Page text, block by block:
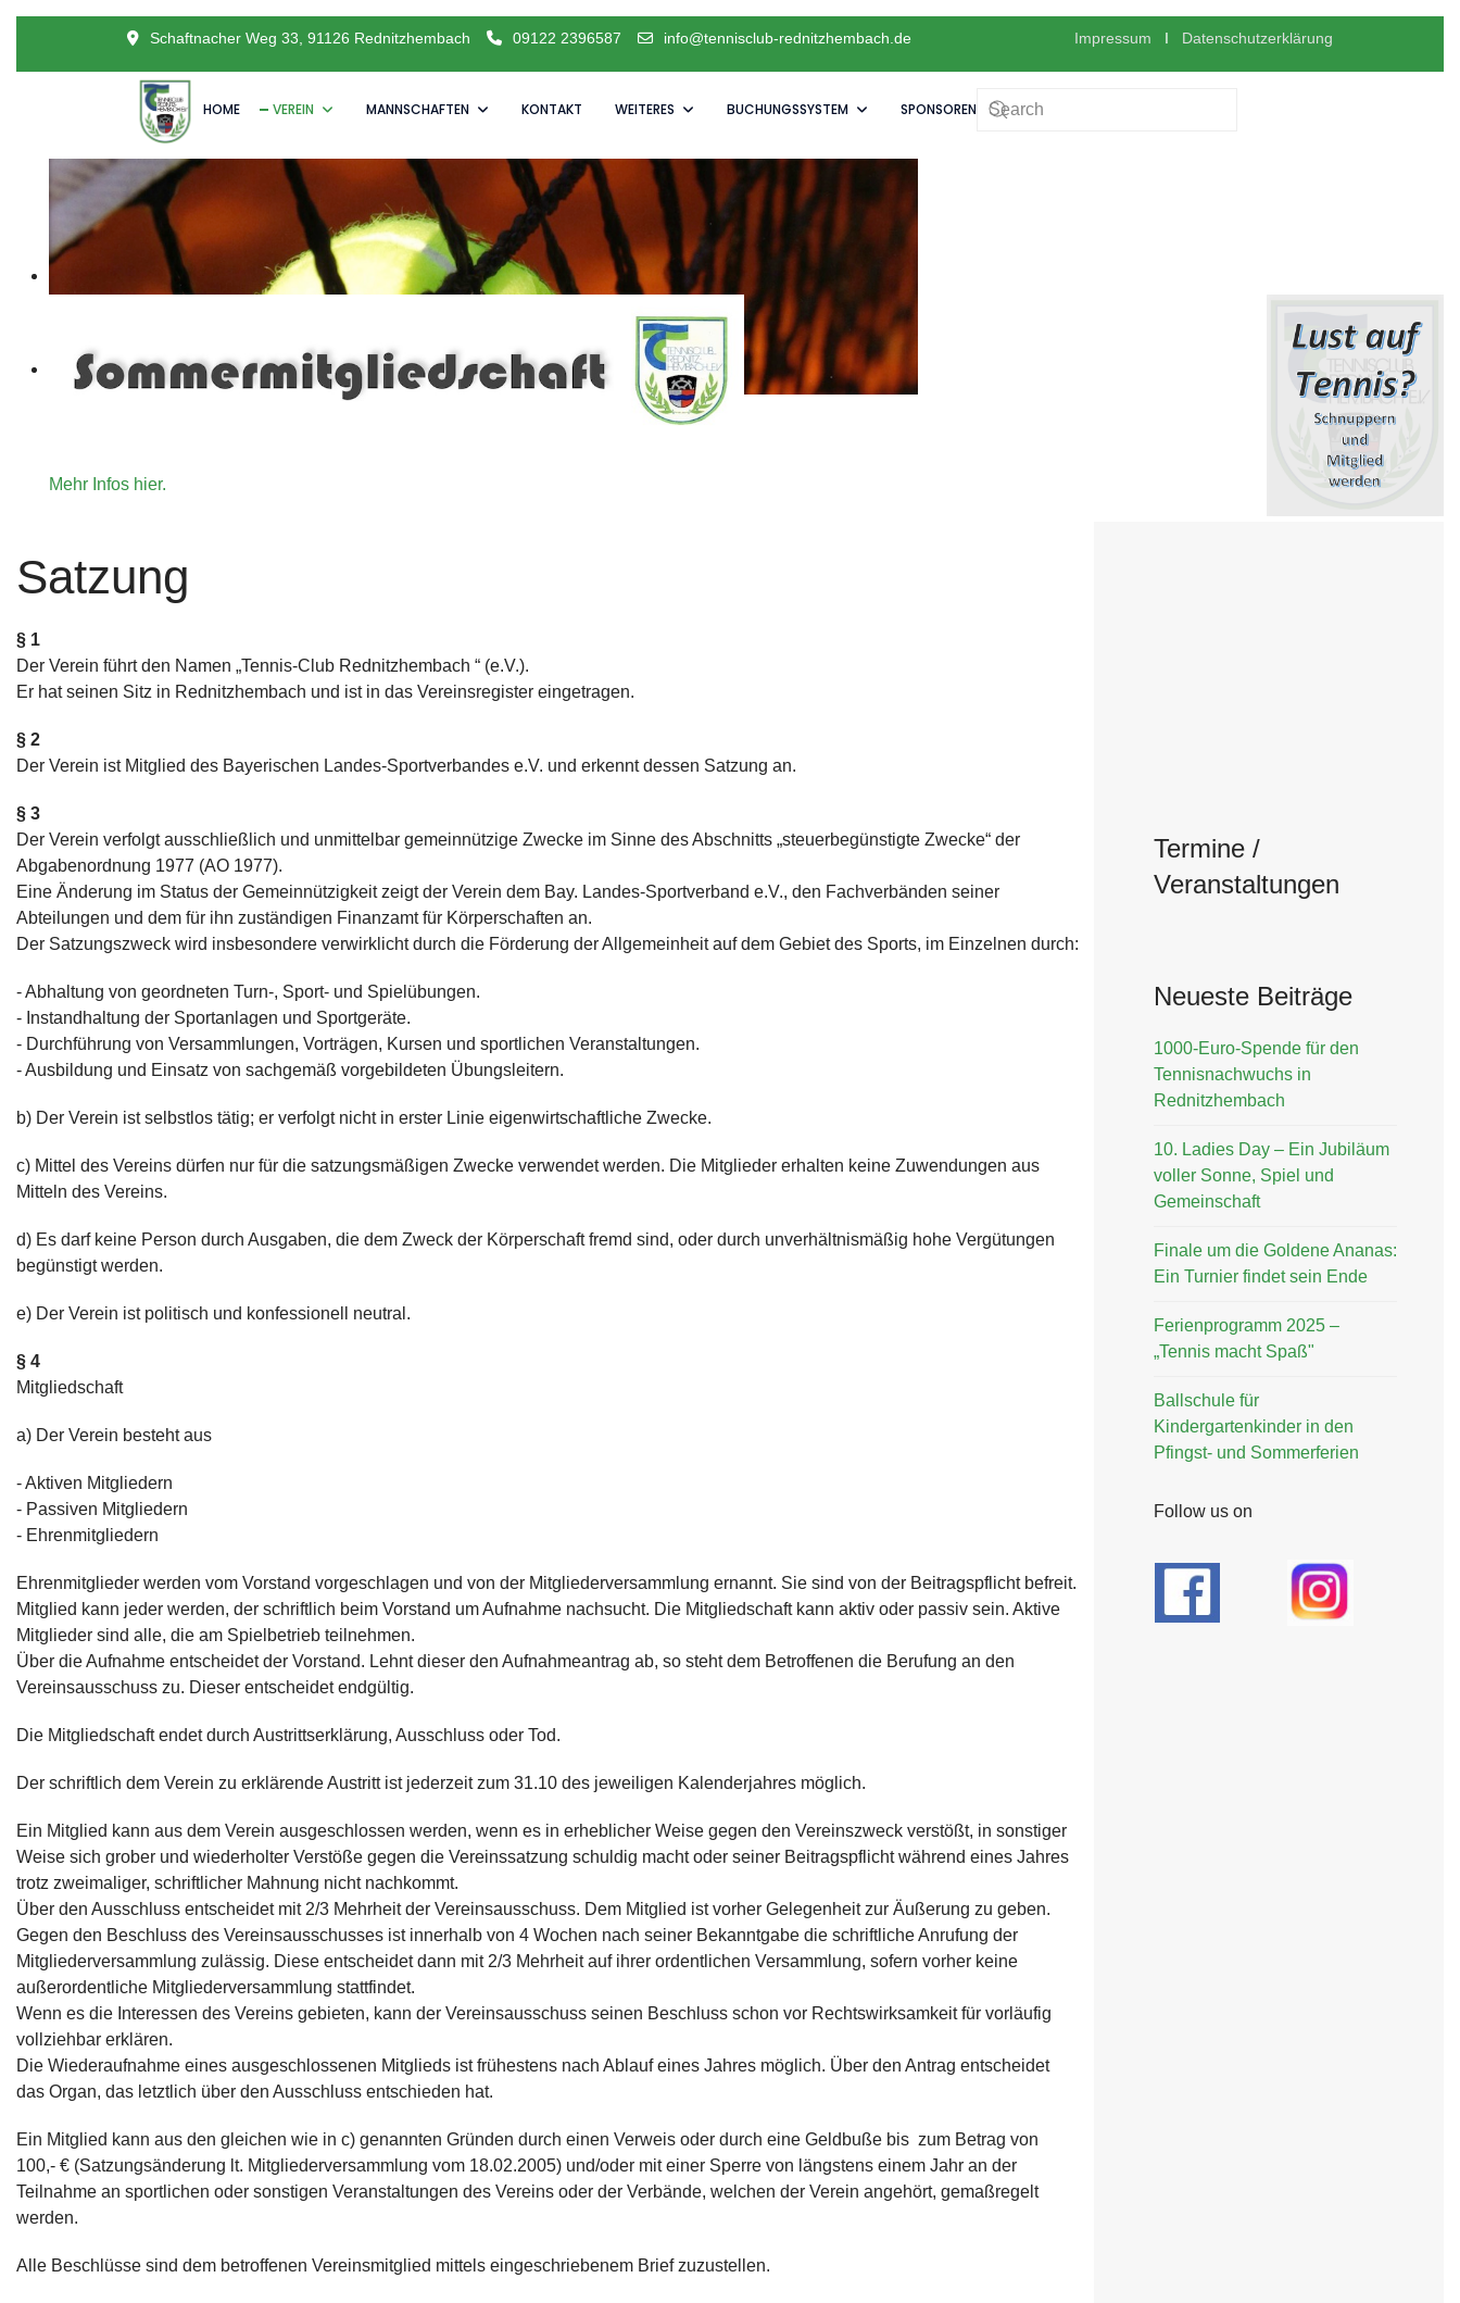
Schaftnacher Weg 33, 91126 Rednitzhembach 09122 2396587 info@tennisclub-rednitzhembach.de Impressum I Datenschutzerklärung
HOME VEREIN MANNSCHAFTEN KONTAKT WEITERES BUCHUNGSSYSTEM SPONSOREN
Mehr Infos hier.
Bei unserem Partner "Fitness Complete" erhalten Vereinsmitglieder besondere Angebote
für das Fit bleiben.Mehr....
Bewegte Impression unseres Vereins.Mehr...
Bei Interesse oder falls ihr Trainer/innen kennt, meldet euch bitte bei uns per
Satzung
§ 1
Der Verein führt den Namen „Tennis-Club Rednitzhembach “ (e.V.).
Er hat seinen Sitz in Rednitzhembach und ist in das Vereinsregister eingetragen.
§ 2
Der Verein ist Mitglied des Bayerischen Landes-Sportverbandes e.V. und erkennt dessen Satzung an.
§ 3
Der Verein verfolgt ausschließlich und unmittelbar gemeinnützige Zwecke im Sinne des Abschnitts „steuerbegünstigte Zwecke“ der
Abgabenordnung 1977 (AO 1977).
Eine Änderung im Status der Gemeinnützigkeit zeigt der Verein dem Bay. Landes-Sportverband e.V., den Fachverbänden seiner
Abteilungen und dem für ihn zuständigen Finanzamt für Körperschaften an.
Der Satzungszweck wird insbesondere verwirklicht durch die Förderung der Allgemeinheit auf dem Gebiet des Sports, im Einzelnen durch:
- Abhaltung von geordneten Turn-, Sport- und Spielübungen.
- Instandhaltung der Sportanlagen und Sportgeräte.
- Durchführung von Versammlungen, Vorträgen, Kursen und sportlichen Veranstaltungen.
- Ausbildung und Einsatz von sachgemäß vorgebildeten Übungsleitern.
b) Der Verein ist selbstlos tätig; er verfolgt nicht in erster Linie eigenwirtschaftliche Zwecke.
c) Mittel des Vereins dürfen nur für die satzungsmäßigen Zwecke verwendet werden. Die Mitglieder erhalten keine Zuwendungen aus
Mitteln des Vereins.
d) Es darf keine Person durch Ausgaben, die dem Zweck der Körperschaft fremd sind, oder durch unverhältnismäßig hohe Vergütungen
begünstigt werden.
e) Der Verein ist politisch und konfessionell neutral.
§ 4
Mitgliedschaft
a) Der Verein besteht aus
- Aktiven Mitgliedern
- Passiven Mitgliedern
- Ehrenmitgliedern
Ehrenmitglieder werden vom Vorstand vorgeschlagen und von der Mitgliederversammlung ernannt. Sie sind von der Beitragspflicht befreit.
Mitglied kann jeder werden, der schriftlich beim Vorstand um Aufnahme nachsucht. Die Mitgliedschaft kann aktiv oder passiv sein. Aktive
Mitglieder sind alle, die am Spielbetrieb teilnehmen.
Über die Aufnahme entscheidet der Vorstand. Lehnt dieser den Aufnahmeantrag ab, so steht dem Betroffenen die Berufung an den
Vereinsausschuss zu. Dieser entscheidet endgültig.
Die Mitgliedschaft endet durch Austrittserklärung, Ausschluss oder Tod.
Der schriftlich dem Verein zu erklärende Austritt ist jederzeit zum 31.10 des jeweiligen Kalenderjahres möglich.
Ein Mitglied kann aus dem Verein ausgeschlossen werden, wenn es in erheblicher Weise gegen den Vereinszweck verstößt, in sonstiger
Weise sich grober und wiederholter Verstöße gegen die Vereinssatzung schuldig macht oder seiner Beitragspflicht während eines Jahres
trotz zweimaliger, schriftlicher Mahnung nicht nachkommt.
Über den Ausschluss entscheidet mit 2/3 Mehrheit der Vereinsausschuss. Dem Mitglied ist vorher Gelegenheit zur Äußerung zu geben.
Gegen den Beschluss des Vereinsausschusses ist innerhalb von 4 Wochen nach seiner Bekanntgabe die schriftliche Anrufung der
Mitgliederversammlung zulässig. Diese entscheidet dann mit 2/3 Mehrheit auf ihrer ordentlichen Versammlung, sofern vorher keine
außerordentliche Mitgliederversammlung stattfindet.
Wenn es die Interessen des Vereins gebieten, kann der Vereinsausschuss seinen Beschluss schon vor Rechtswirksamkeit für vorläufig
vollziehbar erklären.
Die Wiederaufnahme eines ausgeschlossenen Mitglieds ist frühestens nach Ablauf eines Jahres möglich. Über den Antrag entscheidet
das Organ, das letztlich über den Ausschluss entschieden hat.
Ein Mitglied kann aus den gleichen wie in c) genannten Gründen durch einen Verweis oder durch eine Geldbuße bis zum Betrag von
100,- € (Satzungsänderung lt. Mitgliederversammlung vom 18.02.2005) und/oder mit einer Sperre von längstens einem Jahr an der
Teilnahme an sportlichen oder sonstigen Veranstaltungen des Vereins oder der Verbände, welchen der Verein angehört, gemaßregelt
werden.
Alle Beschlüsse sind dem betroffenen Vereinsmitglied mittels eingeschriebenem Brief zuzustellen.
Termine /
Veranstaltungen
Neueste Beiträge
1000-Euro-Spende für den
Tennisnachwuchs in
Rednitzhembach
10. Ladies Day – Ein Jubiläum
voller Sonne, Spiel und
Gemeinschaft
Finale um die Goldene Ananas:
Ein Turnier findet sein Ende
Ferienprogramm 2025 –
„Tennis macht Spaß"
Ballschule für
Kindergartenkinder in den
Pfingst- und Sommerferien
Follow us on